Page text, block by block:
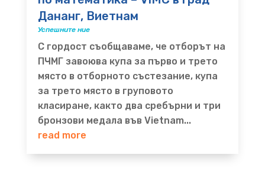
Дананг, Виетнам
Успешните ние
С гордост съобщаваме, че отборът на
ПЧМГ завоюва купа за първо и трето
място в отборното състезание, купа
за трето място в груповото
класиране, както два сребърни и три
бронзови медала във Vietnam...
read more